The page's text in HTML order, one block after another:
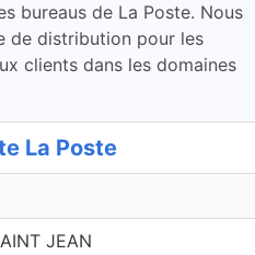
bureaus de La Poste. Nous
de distribution pour les
clients dans les domaines
La Poste
JEAN